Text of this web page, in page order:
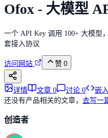
Ofox - 大模型
一个 API Key 调用 100+ 大模型
套接入协议
访问网站 赞 0
详情 文章 0 讨论 0
嵌入
还没有产品相关的文章， 去写一
创造者